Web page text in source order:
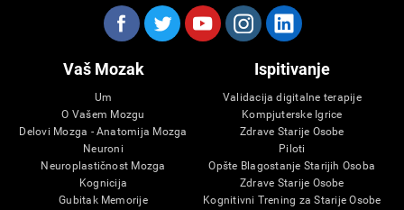
Vaš Mozak
Um
O Vašem Mozgu
Delovi Mozga - Anatomija Mozga
Neuroni
Neuroplastičnost Mozga
Kognicija
Gubitak Memorije
Ispitivanje
Validacija digitalne terapije
Kompjuterske Igrice
Zdrave Starije Osobe
Piloti
Opšte Blagostanje Starijih Osoba
Zdrave Starije Osobe
Kognitivni Trening za Starije Osobe